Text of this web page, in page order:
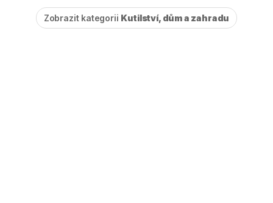
Zobrazit kategorii Kutilství, dům a zahradu